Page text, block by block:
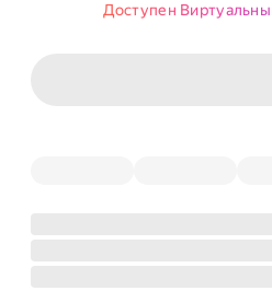
Доступен